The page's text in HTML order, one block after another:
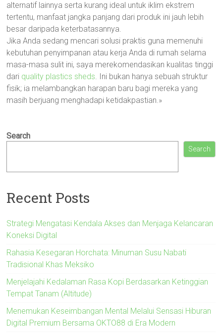
alternatif lainnya serta kurang ideal untuk iklim ekstrem
tertentu, manfaat jangka panjang dari produk ini jauh lebih
besar daripada keterbatasannya.
Jika Anda sedang mencari solusi praktis guna memenuhi
kebutuhan penyimpanan atau kerja Anda di rumah selama
masa-masa sulit ini, saya merekomendasikan kualitas tinggi
dari quality plastics sheds. Ini bukan hanya sebuah struktur
fisik; ia melambangkan harapan baru bagi mereka yang
masih berjuang menghadapi ketidakpastian.»
Search
Search
Recent Posts
Strategi Mengatasi Kendala Akses dan Menjaga Kelancaran
Koneksi Digital
Rahasia Kesegaran Horchata: Minuman Susu Nabati
Tradisional Khas Meksiko
Menjelajahi Kedalaman Rasa Kopi Berdasarkan Ketinggian
Tempat Tanam (Altitude)
Menemukan Keseimbangan Mental Melalui Sensasi Hiburan
Digital Premium Bersama OKTO88 di Era Modern